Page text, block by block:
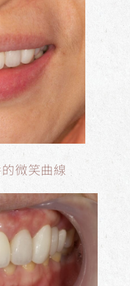
微笑曲線